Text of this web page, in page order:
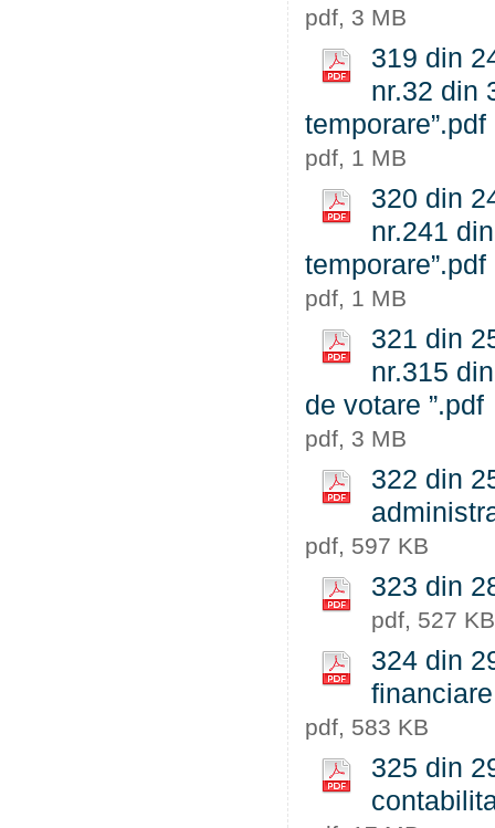
pdf, 3 MB
319 din
nr.32 din
temporare”.pdf
pdf, 1 MB
320 din
nr.241
temporare”.pdf
pdf, 1 MB
321 din
nr.315
de votare ”.pdf
pdf, 3 MB
322 din
pdf, 597 KB
323 din
pdf, 527 KB
324 din
pdf, 583 KB
325 din